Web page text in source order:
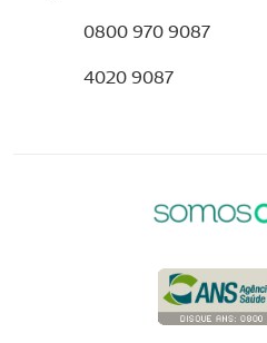
0800 970 9087
4020 9087